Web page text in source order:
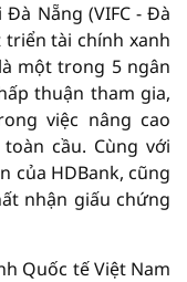
Nẵng (VIFC - Đà
tài chính xanh
một trong 5 ngân
thuận tham gia,
việc nâng cao
cầu. Cùng với
của HDBank, cũng
nhận giấu chứng
Quốc tế Việt Nam